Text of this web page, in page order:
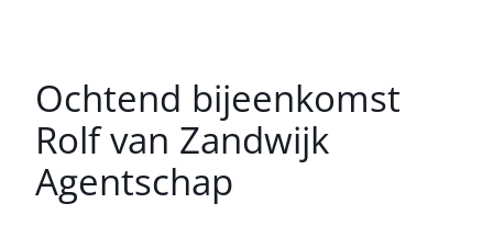
Ochtend bijeenkomst
Rolf van Zandwijk
Agentschap